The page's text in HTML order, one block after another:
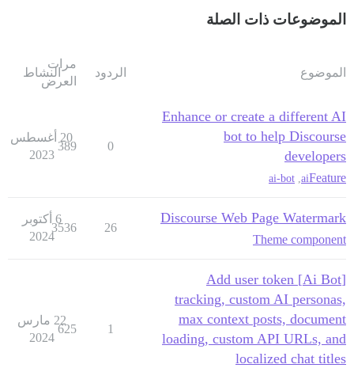
الموضوعات ذات الصلة
الموضوع الردود
مرات
العرض
النشاط
Enhance or create a different AI
bot to help Discourse
developers
Feature
ai
ai-bot
0
389
20 أغسطس
2023
Discourse Web Page Watermark
Theme component
26
3536
6 أكتوبر
2024
[Ai Bot] Add user token
tracking, custom AI personas,
max context posts, document
loading, custom API URLs, and
localized chat titles
1
625
22 مارس
2024